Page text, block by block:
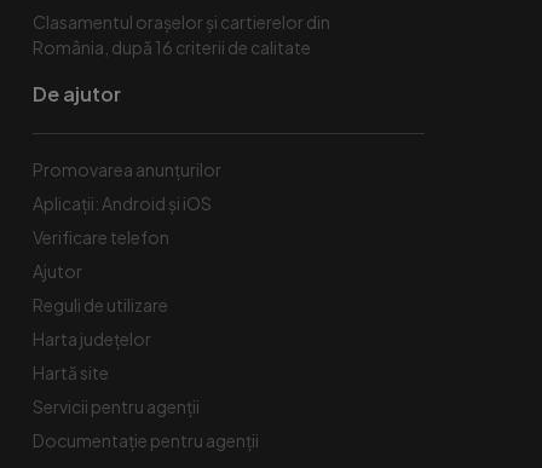
Clasamentul orașelor și cartierelor din
România, după 16 criterii de calitate
De ajutor
Promovarea anunțurilor
Aplicații: Android și iOS
Verificare telefon
Ajutor
Reguli de utilizare
Harta județelor
Hartă site
Servicii pentru agenții
Documentație pentru agenții